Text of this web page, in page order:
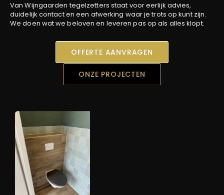
Van Wijngaarden tegelzetters staat voor eerlijk advies,
duidelijk contact en een afwerking waar je trots op kunt zijn.
We doen wat we beloven en leveren pas op als alles klopt.
OFFERTE AANVRAGEN
ONZE PROJECTEN